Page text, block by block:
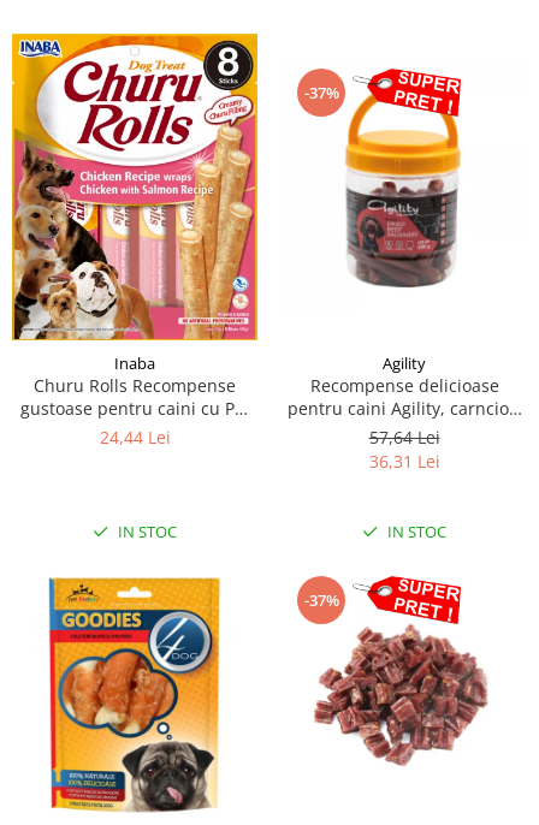
Inaba
Churu Rolls Recompense
gustoase pentru caini cu Pui
si somon 8 x 12 g
24,44 Lei
IN STOC
-37%
Agility
Recompense delicioase
pentru caini Agility, carnciori
uscati de vita-7cm, 500g
57,64 Lei
36,31 Lei
IN STOC
-37%